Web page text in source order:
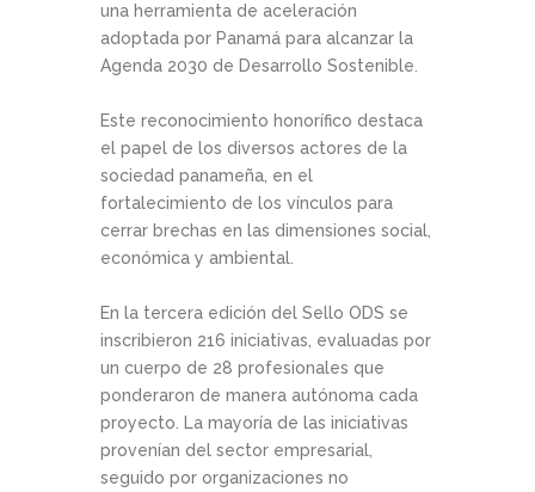
una herramienta de aceleración
adoptada por Panamá para alcanzar la
Agenda 2030 de Desarrollo Sostenible.
Este reconocimiento honorífico destaca
el papel de los diversos actores de la
sociedad panameña, en el
fortalecimiento de los vínculos para
cerrar brechas en las dimensiones social,
económica y ambiental.
En la tercera edición del Sello ODS se
inscribieron 216 iniciativas, evaluadas por
un cuerpo de 28 profesionales que
ponderaron de manera autónoma cada
proyecto. La mayoría de las iniciativas
provenían del sector empresarial,
seguido por organizaciones no